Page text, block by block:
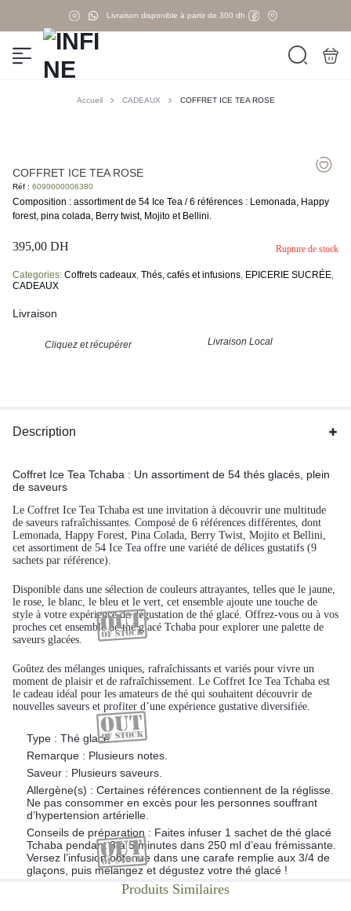
Livraison disponible à partir de 300 dh
Accueil CADEAUX COFFRET ICE TEA ROSE
COFFRET ICE TEA ROSE
Réf : 6090000006380
Composition : assortiment de 54 Ice Tea / 6 références : Lemonada, Happy
forest, pina colada, Berry twist, Mojito et Bellini.
395,00 DH Rupture de stock
Categories: Coffrets cadeaux, Thés, cafés et infusions, EPICERIE SUCRÉE,
CADEAUX
Livraison
Cliquez et récupérer Livraison Local
Description
Coffret Ice Tea Tchaba : Un assortiment de 54 thés glacés, plein
de saveurs
Le Coffret Ice Tea Tchaba est une invitation à découvrir une multitude
de saveurs rafraîchissantes. Composé de 6 références différentes, dont
Lemonada, Happy Forest, Pina Colada, Berry Twist, Mojito et Bellini,
cet assortiment de 54 Ice Tea offre une variété de délices gustatifs (9
sachets par référence).
Disponible dans une sélection de couleurs attrayantes, telles que le jaune,
le rose, le blanc, le bleu et le vert, cet ensemble ajoute une touche de
style à votre expérience de dégustation de thé glacé. Offrez-vous ou à vos
proches cet ensemble de thé glacé Tchaba pour explorer une palette de
saveurs glacées.
Goûtez des mélanges uniques, rafraîchissants et variés pour vivre un
moment de plaisir et de rafraîchissement. Le Coffret Ice Tea Tchaba est
le cadeau idéal pour les amateurs de thé qui souhaitent découvrir de
nouvelles saveurs et profiter d’une expérience gustative diversifiée.
Type : Thé glacé.
Remarque : Plusieurs notes.
Saveur : Plusieurs saveurs.
Allergène(s) : Certaines références contiennent de la réglisse.
Ne pas consommer en excès pour les personnes souffrant
d’hypertension artérielle.
Conseils de préparation : Faites infuser 1 sachet de thé glacé
Tchaba pendant 3 à 5 minutes dans 250 ml d’eau frémissante.
Versez l’infusion obtenue dans une carafe remplie aux 3/4 de
glaçons, puis mélangez et dégustez votre thé glacé !